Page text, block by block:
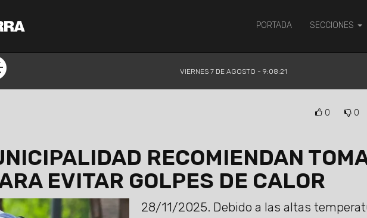
PORTADA SECCIONES
VIERNES 7 DE AGOSTO - 9:08:21
0 0
RECOMIENDAN
EVITAR GOLPES DE CALOR
28/11/2025. Debido a las altas